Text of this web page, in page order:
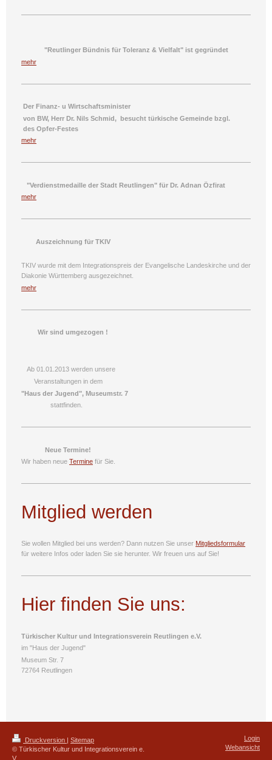
"Reutlinger Bündnis für Toleranz & Vielfalt" ist gegründet
mehr
Der Finanz- u Wirtschaftsminister
von BW, Herr Dr. Nils Schmid, besucht türkische Gemeinde bzgl.
des Opfer-Festes
mehr
"Verdienstmedaille der Stadt Reutlingen" für Dr. Adnan Özfirat
mehr
Auszeichnung für TKIV
TKIV wurde mit dem Integrationspreis der Evangelische Landeskirche und der
Diakonie Württemberg ausgezeichnet.
mehr
Wir sind umgezogen !
Ab 01.01.2013 werden unsere
Veranstaltungen in dem
"Haus der Jugend", Museumstr. 7
stattfinden.
Neue Termine!
Wir haben neue Termine für Sie.
Mitglied werden
Sie wollen Mitglied bei uns werden? Dann nutzen Sie unser Mitgliedsformular
für weitere Infos oder laden Sie sie herunter. Wir freuen uns auf Sie!
Hier finden Sie uns:
Türkischer Kultur und Integrationsverein Reutlingen e.V.
im "Haus der Jugend"
Museum Str. 7
72764 Reutlingen
Druckversion | Sitemap
© Türkischer Kultur und Integrationsverein e.
V.
Login
Webansicht